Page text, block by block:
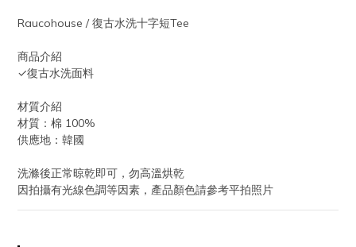
Raucohouse / 復古水洗十字短Tee
商品介紹
✓復古水洗面料
材質介紹
材質：棉 100%
供應地：韓國
洗滌後正常晾乾即可，勿高溫烘乾
因拍攝有光線色調等因素，產品顏色請參考平拍照片